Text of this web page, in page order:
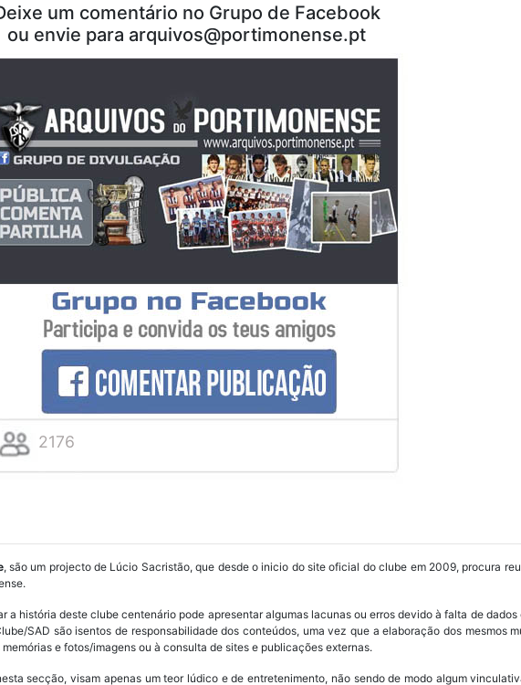
um comentário no Grupo de Facebook
ou envie para arquivos@portimonense.pt
2176
, são um projecto de Lúcio Sacristão, que desde o inicio do site oficial do clube em 2009, procura
a história deste clube centenário pode apresentar algumas lacunas ou erros devido à falta de
SAD são isentos de responsabilidade dos conteúdos, uma vez que a elaboração dos mesmos
e fotos/imagens ou à consulta de sites e publicações externas.
secção, visam apenas um teor lúdico e de entretenimento, não sendo de modo algum